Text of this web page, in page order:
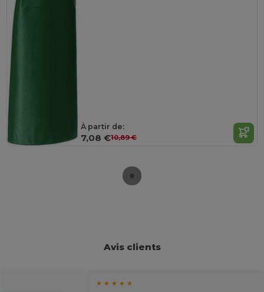
À partir de:
7,08 €10,89 €
Avis clients
★ ★ ★ ★ ★